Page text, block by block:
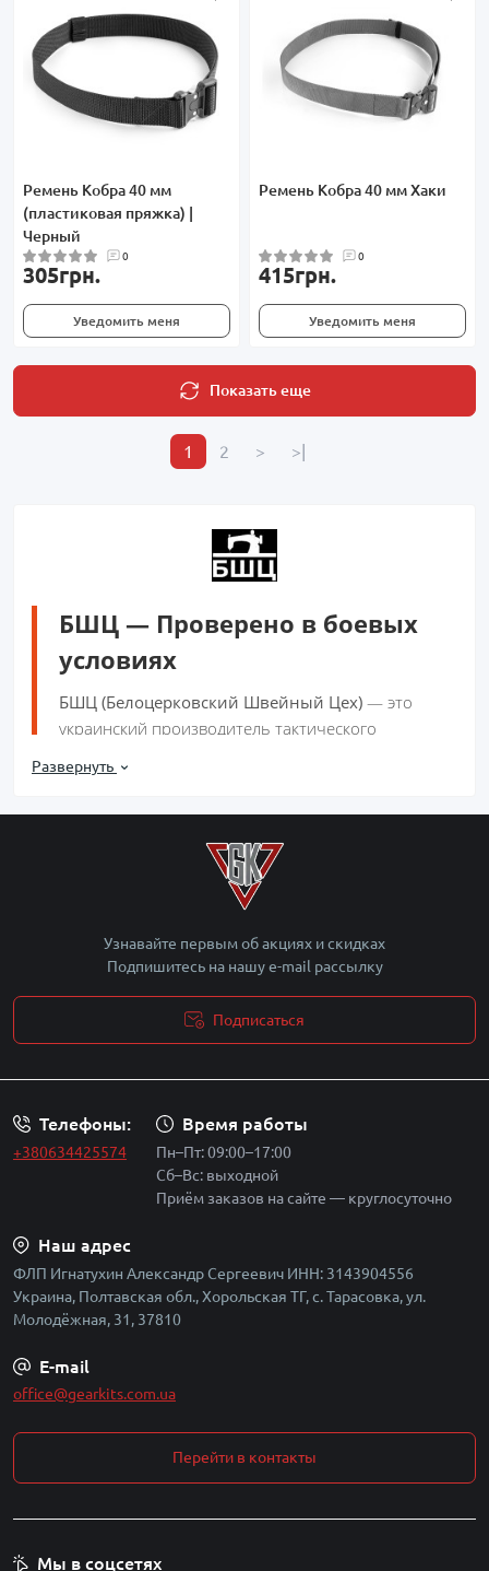
Ремень Кобра 40 мм
(пластиковая пряжка) |
Черный
0
305грн.
Уведомить меня
Ремень Кобра 40 мм Хаки
0
415грн.
Уведомить меня
Показать еще
1 2 > >|
БШЦ — Проверено в боевых
условиях
БШЦ (Белоцерковский Швейный Цех) — это
украинский производитель тактического
благодаря бескомпромиссному качеству. Мы,
Материалы
Использование оригинальной Cordura, Oxford и
надежной фурнитуры (WJ, YKK).
Специализация
Профессиональные решения для FPV экипажей,
разгрузочные системы и подсумки.
Обратная связь
Модели постоянно совершенствуются на основе
В нашем магазине вы найдете полную линейку товаров от
БШЦ. Особое внимание советуем обратить на
для дронови системы организации снаряжения. Как
мешать"
Развернуть
Узнавайте первым об акциях и скидках
Подпишитесь на нашу e-mail рассылку
Подписаться
Телефоны:
+380634425574
Время работы
Пн–Пт: 09:00–17:00
Сб–Вс: выходной
Приём заказов на сайте — круглосуточно
Наш адрес
ФЛП Игнатухин Александр Сергеевич ИНН: 3143904556
Украина, Полтавская обл., Хорольская ТГ, с. Тарасовка, ул.
Молодёжная, 31, 37810
E-mail
office@gearkits.com.ua
Перейти в контакты
Мы в соцсетях